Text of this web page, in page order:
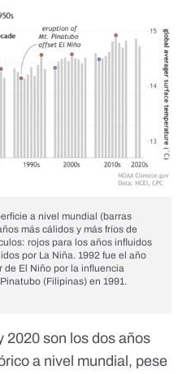
a nivel mundial (barras
más cálidos y más fríos de
rojos para los años influidos
por La Niña. 1992 fue el año
de El Niño por la influencia
(Filipinas) en 1991.
2020son los dos años
a nivel mundial, pese